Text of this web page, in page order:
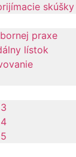
skúšky
praxe
lístok